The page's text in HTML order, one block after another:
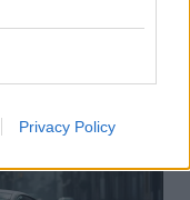
Privacy Policy